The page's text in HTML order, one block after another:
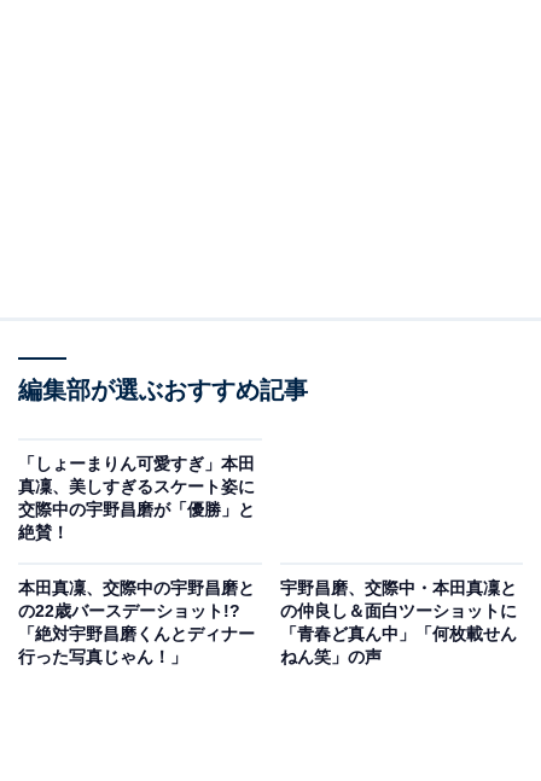
編集部が選ぶおすすめ記事
「しょーまりん可愛すぎ」本田
真凜、美しすぎるスケート姿に
交際中の宇野昌磨が「優勝」と
絶賛！
本田真凜、交際中の宇野昌磨と
の22歳バースデーショット!?
「絶対宇野昌磨くんとディナー
行った写真じゃん！」
宇野昌磨、交際中・本田真凜と
の仲良し＆面白ツーショットに
「青春ど真ん中」「何枚載せん
ねん笑」の声